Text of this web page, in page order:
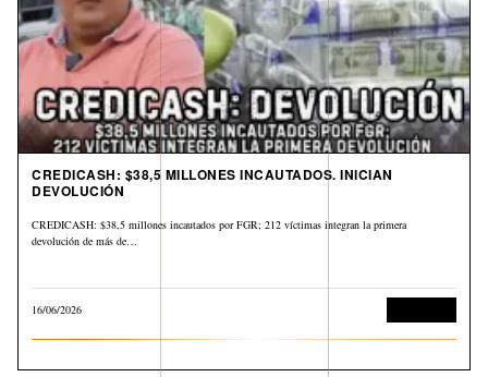
CREDICASH: $38,5 MILLONES INCAUTADOS. INICIAN
DEVOLUCIÓN
CREDICASH: $38,5 millones incautados por FGR; 212 víctimas integran la primera
devolución de más de…
16/06/2026